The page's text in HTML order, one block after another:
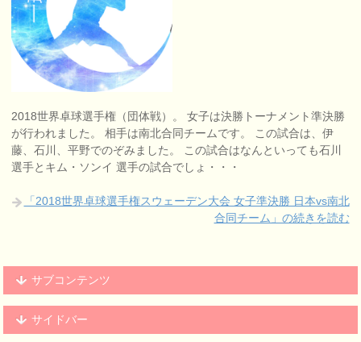
2018世界卓球選手権（団体戦）。 女子は決勝トーナメント準決勝
が行われました。 相手は南北合同チームです。 この試合は、伊
藤、石川、平野でのぞみました。 この試合はなんといっても石川
選手とキム・ソンイ 選手の試合でしょ・・・
「2018世界卓球選手権スウェーデン大会 女子準決勝 日本vs南北
合同チーム」の続きを読む
サブコンテンツ
サイドバー